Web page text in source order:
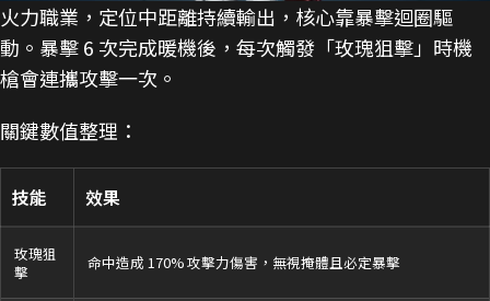
火力職業，定位中距離持續輸出，核心靠暴擊迴圈驅
動。暴擊 6 次完成暖機後，每次觸發「玫瑰狙擊」時機
槍會連攜攻擊一次。
關鍵數值整理：
技能 效果
玫瑰狙
擊
命中造成 170% 攻擊力傷害，無視掩體且必定暴擊